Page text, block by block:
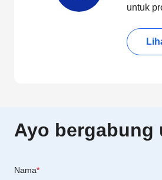
untuk
Ayo bergabung
Nama*